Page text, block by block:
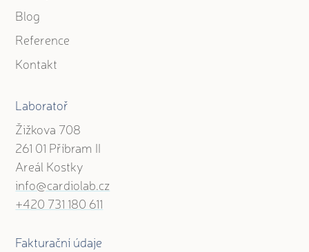
Blog
Reference
Kontakt
Laboratoř
Žižkova 708
261 01 Příbram II
Areál Kostky
info@cardiolab.cz
+420 731 180 611
Fakturační údaje